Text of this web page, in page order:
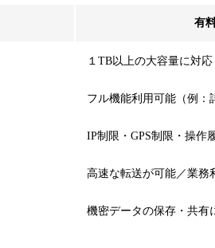
有
１TB以上の大容量に対応
フル機能利用可能（例：
IP制限・GPS制限・操作
高速な転送が可能／業務
機密データの保存・共有